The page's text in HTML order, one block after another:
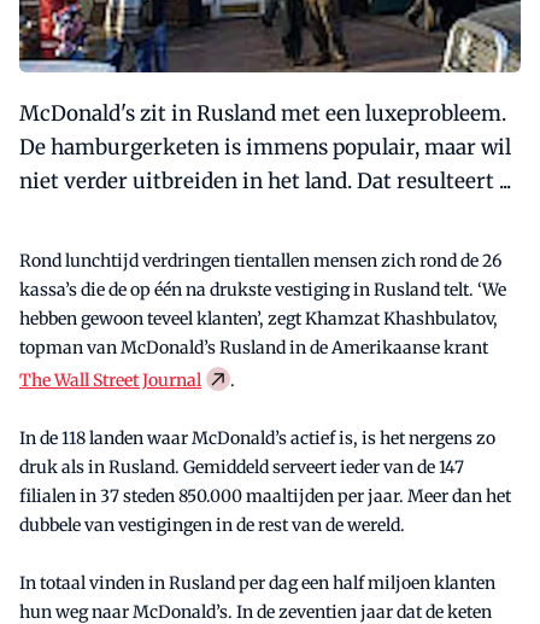
McDonald's zit in Rusland met een luxeprobleem.
De hamburgerketen is immens populair, maar wil
niet verder uitbreiden in het land. Dat resulteert ...
Rond lunchtijd verdringen tientallen mensen zich rond de 26
kassa’s die de op één na drukste vestiging in Rusland telt. ‘We
hebben gewoon teveel klanten’, zegt Khamzat Khashbulatov,
topman van McDonald’s Rusland in de Amerikaanse krant
The Wall Street Journal
.
In de 118 landen waar McDonald’s actief is, is het nergens zo
druk als in Rusland. Gemiddeld serveert ieder van de 147
filialen in 37 steden 850.000 maaltijden per jaar. Meer dan het
dubbele van vestigingen in de rest van de wereld.
In totaal vinden in Rusland per dag een half miljoen klanten
hun weg naar McDonald’s. In de zeventien jaar dat de keten